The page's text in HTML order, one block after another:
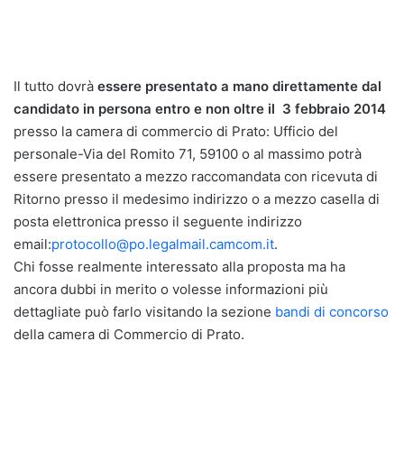
Il tutto dovrà essere presentato a mano direttamente dal
candidato in persona entro e non oltre il 3 febbraio 2014
presso la camera di commercio di Prato: Ufficio del
personale-Via del Romito 71, 59100 o al massimo potrà
essere presentato a mezzo raccomandata con ricevuta di
Ritorno presso il medesimo indirizzo o a mezzo casella di
posta elettronica presso il seguente indirizzo
email:protocollo@po.legalmail.camcom.it.
Chi fosse realmente interessato alla proposta ma ha
ancora dubbi in merito o volesse informazioni più
dettagliate può farlo visitando la sezione bandi di concorso
della camera di Commercio di Prato.